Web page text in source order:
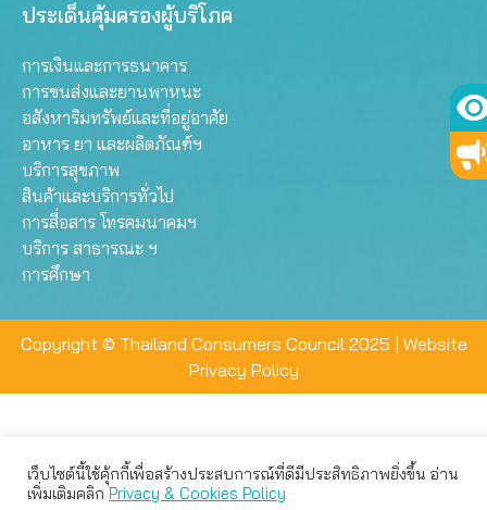
ประเด็นคุ้มครองผู้บริโภค
การเงินและการธนาคาร
การขนส่งและยานพาหนะ
อสังหาริมทรัพย์และที่อยู่อาศัย
อาหาร ยา และผลิตภัณฑ์ฯ
บริการสุขภาพ
สินค้าและบริการทั่วไป
การสื่อสาร โทรคมนาคมฯ
บริการ สาธารณะ ฯ
การศึกษา
Copyright © Thailand Consumers Council 2025 | Website
Privacy Policy
เว็บไซต์นี้ใช้คุ้กกี้เพื่อสร้างประสบการณ์ที่ดีมีประสิทธิภาพยิ่งขึ้น อ่าน
เพิ่มเติมคลิกPrivacy & Cookies Policy
เว็บไซต์นี้ใช้คุกกี้เพื่อมอบประสบการณ์การใช้งานที่ดีให้แก่ท่าน คุณ